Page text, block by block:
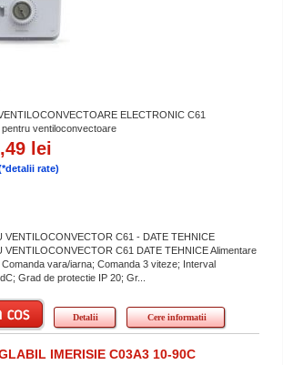
ELECTRONIC C61
ventiloconvectoare
lei
rate)
VENTILOCONVECTOR C61 - DATE TEHNICE
VENTILOCONVECTOR C61 DATE TEHNICE Alimentare
vara/iarna; Comanda 3 viteze; Interval
Grad de protectie IP 20; Gr...
Detalii Cere informatii
IMERISIE C03A3 10-90C